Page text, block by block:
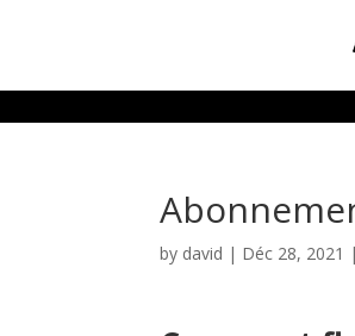
by david | Déc 28, 2021 |